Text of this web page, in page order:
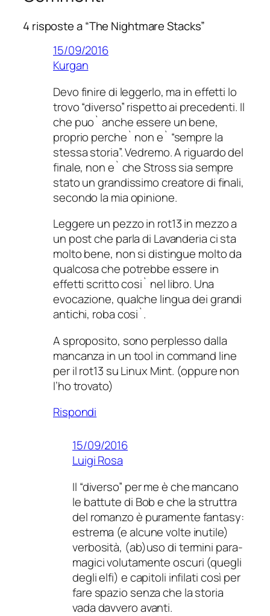
4 risposte a “The Nightmare Stacks”
15/09/2016
Kurgan
Devo finire di leggerlo, ma in effetti lo
trovo “diverso” rispetto ai precedenti. Il
che puo` anche essere un bene,
proprio perche` non e` “sempre la
stessa storia”. Vedremo. A riguardo del
finale, non e` che Stross sia sempre
stato un grandissimo creatore di finali,
secondo la mia opinione.
Leggere un pezzo in rot13 in mezzo a
un post che parla di Lavanderia ci sta
molto bene, non si distingue molto da
qualcosa che potrebbe essere in
effetti scritto cosi` nel libro. Una
evocazione, qualche lingua dei grandi
antichi, roba cosi`.
A sproposito, sono perplesso dalla
mancanza in un tool in command line
per il rot13 su Linux Mint. (oppure non
l’ho trovato)
Rispondi
15/09/2016
Luigi Rosa
Il “diverso” per me è che mancano
le battute di Bob e che la struttra
del romanzo è puramente fantasy:
estrema (e alcune volte inutile)
verbosità, (ab)uso di termini para-
magici volutamente oscuri (quegli
degli elfi) e capitoli infilati così per
fare spazio senza che la storia
vada davvero avanti.